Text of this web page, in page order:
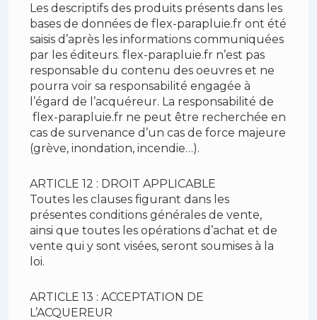
Les descriptifs des produits présents dans les
bases de données de flex-parapluie.fr ont été
saisis d’après les informations communiquées
par les éditeurs. flex-parapluie.fr n’est pas
responsable du contenu des oeuvres et ne
pourra voir sa responsabilité engagée à
l’égard de l’acquéreur. La responsabilité de
flex-parapluie.fr ne peut être recherchée en
cas de survenance d’un cas de force majeure
(grève, inondation, incendie…).
ARTICLE 12 : DROIT APPLICABLE
Toutes les clauses figurant dans les
présentes conditions générales de vente,
ainsi que toutes les opérations d’achat et de
vente qui y sont visées, seront soumises à la
loi.
ARTICLE 13 : ACCEPTATION DE
L’ACQUEREUR